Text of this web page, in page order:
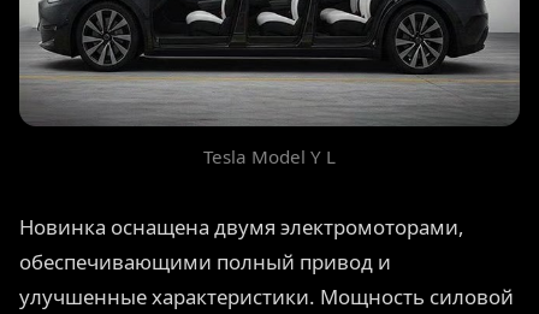
Tesla Model Y L
Новинка оснащена двумя электромоторами,
обеспечивающими полный привод и
улучшенные характеристики. Мощность силовой